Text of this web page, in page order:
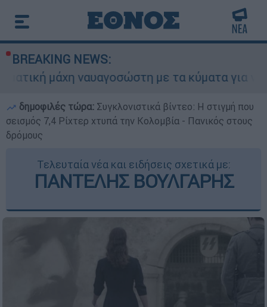
BREAKING NEWS:
ναυαγοσώστη με τα κύματα για να σώσει
δημοφιλές τώρα: Συγκλονιστικά βίντεο: Η στιγμή που
σεισμός 7,4 Ρίχτερ χτυπά την Κολομβία - Πανικός στους
δρόμους
Τελευταία νέα και ειδήσεις σχετικά με:
ΠΑΝΤΕΛΗΣ ΒΟΥΛΓΑΡΗΣ